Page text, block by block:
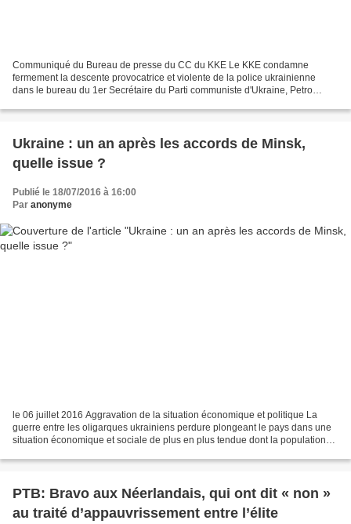
Communiqué du Bureau de presse du CC du KKE Le KKE condamne
fermement la descente provocatrice et violente de la police ukrainienne
dans le bureau du 1er Secrétaire du Parti communiste d'Ukraine, Petro
Ukraine : un an après les accords de Minsk,
quelle issue ?
Publié le 18/07/2016 à 16:00
Par anonyme
le 06 juillet 2016 Aggravation de la situation économique et politique La
guerre entre les oligarques ukrainiens perdure plongeant le pays dans une
situation économique et sociale de plus en plus tendue dont la population
PTB: Bravo aux Néerlandais, qui ont dit « non »
au traité d’appauvrissement entre l’élite